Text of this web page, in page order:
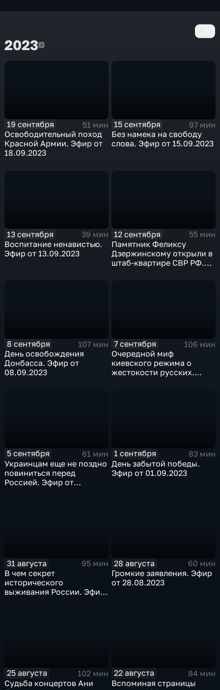
20232023
19 сентября
51 мин
Освободительный поход
Красной Армии. Эфир от
18.09.2023
15 сентября
97 мин
Без намека на свободу
слова. Эфир от 15.09.2023
13 сентября
39 мин
Воспитание ненавистью.
Эфир от 13.09.2023
12 сентября
55 мин
Памятник Феликсу
Дзержинскому открыли в
штаб-квартире СВР РФ.
8 сентября
107 мин
День освобождения
Донбасса. Эфир от
08.09.2023
7 сентября
106 мин
Очередной миф
киевского режима о
жестокости русских.
5 сентября
61 мин
Украинцам еще не поздно
повиниться перед
Россией. Эфир от
1 сентября
83 мин
День забытой победы.
Эфир от 01.09.2023
31 августа
95 мин
В чем секрет
исторического
выживания России. Эфир
28 августа
60 мин
Громкие заявления. Эфир
от 28.08.2023
25 августа
102 мин
Судьба концертов Ани
22 августа
84 мин
Вспоминая страницы